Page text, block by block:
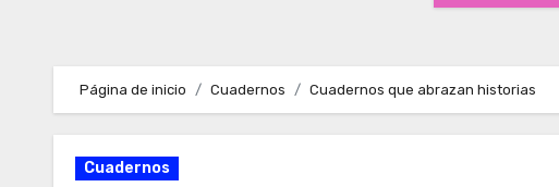
Página de inicio Cuadernos Cuadernos que abrazan historias
Cuadernos